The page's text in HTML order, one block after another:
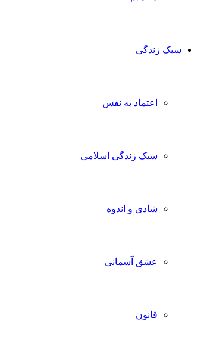
سبک زندگی
اعتماد به نفس
سبک زندگی اسلامی
شادی و اندوه
عشق آسمانی
قانون